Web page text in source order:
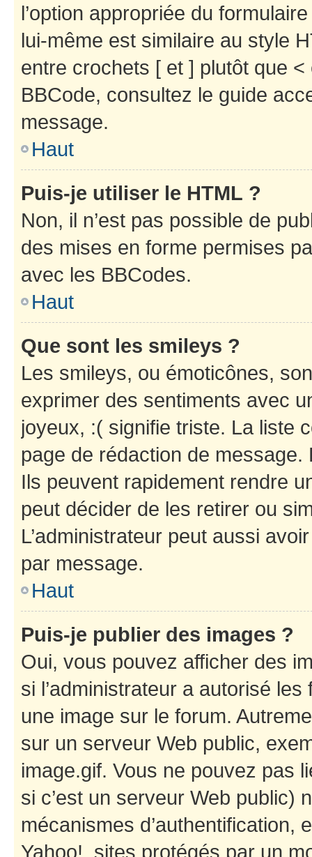
l’option appropriée du
lui-même est similaire au style
entre crochets [ et ] plutôt que
BBCode, consultez le guide
message.
Haut
Puis-je utiliser le HTML ?
Non, il n’est pas possible de
des mises en forme permises
avec les BBCodes.
Haut
Que sont les smileys ?
Les smileys, ou émoticônes,
exprimer des sentiments avec
joyeux, :( signifie triste. La liste
page de rédaction de
Ils peuvent rapidement rendre
peut décider de les retirer ou
L’administrateur peut aussi
par message.
Haut
Puis-je publier des images ?
Oui, vous pouvez afficher des
si l’administrateur a autorisé
une image sur le forum.
sur un serveur Web public,
image.gif. Vous ne pouvez pas
si c’est un serveur Web public)
mécanismes d’authentification,
Yahoo!, sites protégés par un